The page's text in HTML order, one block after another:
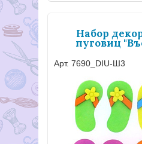
Набор
пуговиц
Арт. 7690_DIU-Ш3